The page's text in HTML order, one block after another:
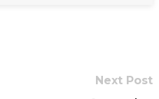
Next Post